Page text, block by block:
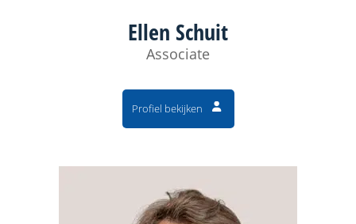
Ellen Schuit
Associate
Profiel bekijken